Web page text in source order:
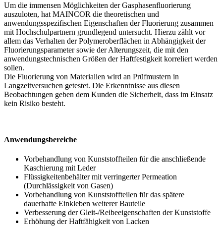
Um die immensen Möglichkeiten der Gasphasenfluorierung
auszuloten, hat MAINCOR die theoretischen und
anwendungsspezifischen Eigenschaften der Fluorierung zusammen
mit Hochschulpartnern grundlegend untersucht. Hierzu zählt vor
allem das Verhalten der Polymeroberflächen in Abhängigkeit der
Fluorierungsparameter sowie der Alterungszeit, die mit den
anwendungstechnischen Größen der Haftfestigkeit korreliert werden
sollen.
Die Fluorierung von Materialien wird an Prüfmustern in
Langzeitversuchen getestet. Die Erkenntnisse aus diesen
Beobachtungen geben dem Kunden die Sicherheit, dass im Einsatz
kein Risiko besteht.
Anwendungsbereiche
Vorbehandlung von Kunststoffteilen für die anschließende
Kaschierung mit Leder
Flüssigkeitenbehälter mit verringerter Permeation
(Durchlässigkeit von Gasen)
Vorbehandlung von Kunststoffteilen für das spätere
dauerhafte Einkleben weiterer Bauteile
Verbesserung der Gleit-/Reibeeigenschaften der Kunststoffe
Erhöhung der Haftfähigkeit von Lacken